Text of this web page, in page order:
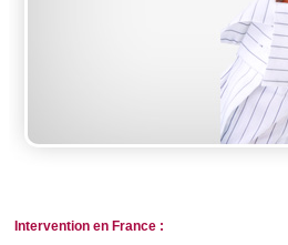
Intervention en France :